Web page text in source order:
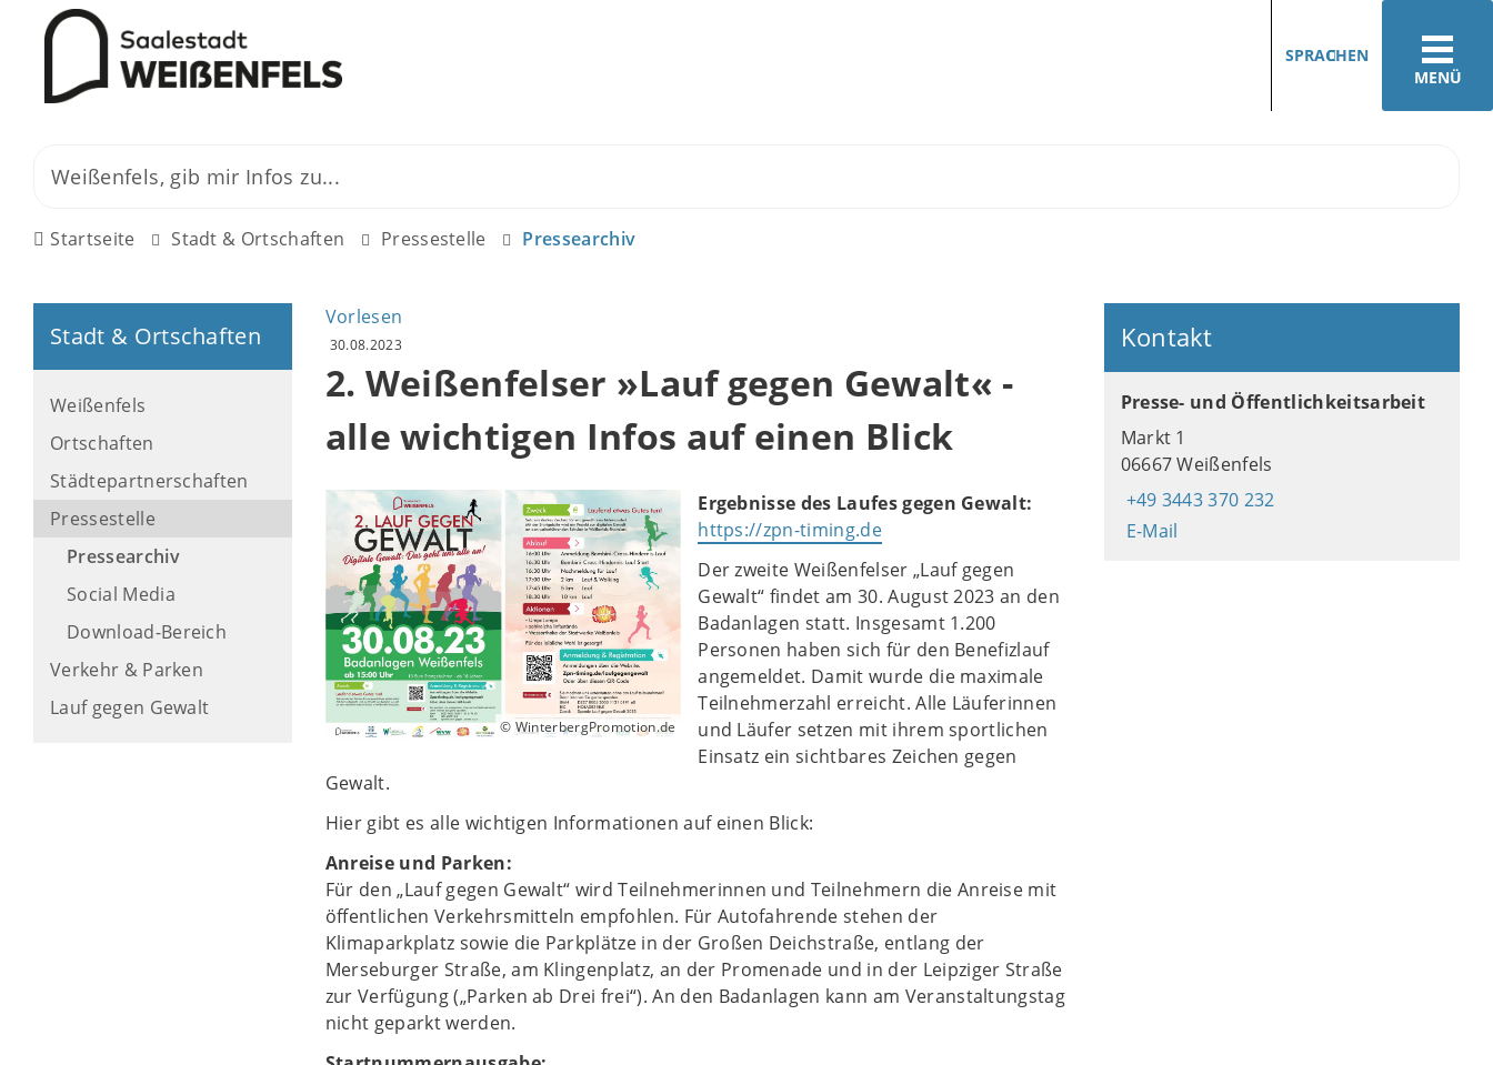
MENÜ
SPRACHEN
Startseite Stadt & Ortschaften Pressestelle Pressearchiv
Stadt & Ortschaften
Weißenfels
Ortschaften
Städtepartnerschaften
Pressestelle
Pressearchiv
Social Media
Download-Bereich
Verkehr & Parken
Lauf gegen Gewalt
Vorlesen
30.08.2023
2. Weißenfelser »Lauf gegen Gewalt« -
alle wichtigen Infos auf einen Blick
© WinterbergPromotion.de
Ergebnisse des Laufes gegen Gewalt:
https://zpn-timing.de
Der zweite Weißenfelser „Lauf gegen
Gewalt“ findet am 30. August 2023 an den
Badanlagen statt. Insgesamt 1.200
Personen haben sich für den Benefizlauf
angemeldet. Damit wurde die maximale
Teilnehmerzahl erreicht. Alle Läuferinnen
und Läufer setzen mit ihrem sportlichen
Einsatz ein sichtbares Zeichen gegen
Gewalt.
Hier gibt es alle wichtigen Informationen auf einen Blick:
Anreise und Parken:
Für den „Lauf gegen Gewalt“ wird Teilnehmerinnen und Teilnehmern die Anreise mit
öffentlichen Verkehrsmitteln empfohlen. Für Autofahrende stehen der
Klimaparkplatz sowie die Parkplätze in der Großen Deichstraße, entlang der
Merseburger Straße, am Klingenplatz, an der Promenade und in der Leipziger Straße
zur Verfügung („Parken ab Drei frei“). An den Badanlagen kann am Veranstaltungstag
nicht geparkt werden.
Kontakt
Presse- und Öffentlichkeitsarbeit
Markt 1
06667 Weißenfels
+49 3443 370 232
E-Mail